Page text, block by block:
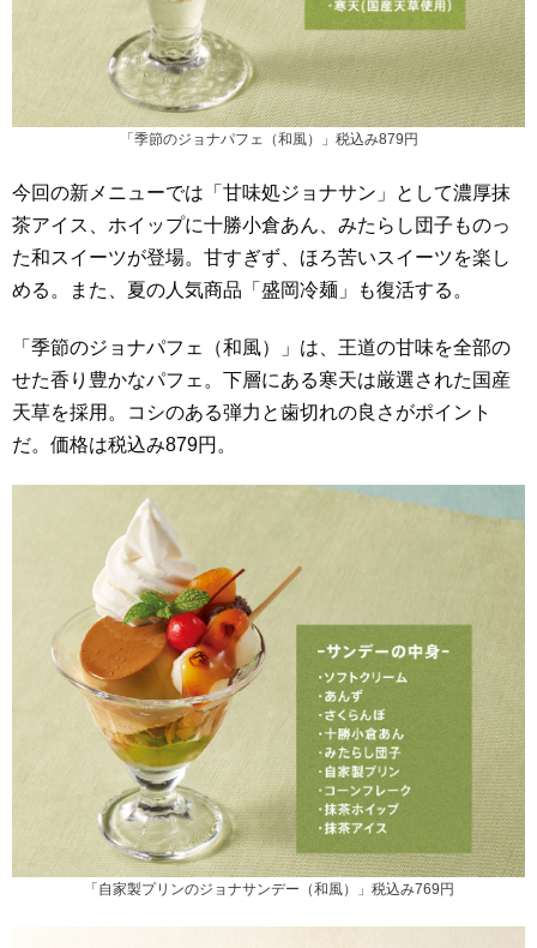
「季節のジョナパフェ（和風）」税込み879円
今回の新メニューでは「甘味処ジョナサン」として濃厚抹
茶アイス、ホイップに十勝小倉あん、みたらし団子ものっ
た和スイーツが登場。甘すぎず、ほろ苦いスイーツを楽し
める。また、夏の人気商品「盛岡冷麺」も復活する。
「季節のジョナパフェ（和風）」は、王道の甘味を全部の
せた香り豊かなパフェ。下層にある寒天は厳選された国産
天草を採用。コシのある弾力と歯切れの良さがポイント
だ。価格は税込み879円。
「自家製プリンのジョナサンデー（和風）」税込み769円